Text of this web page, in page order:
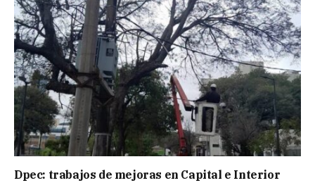
Dpec: trabajos de mejoras en Capital e Interior